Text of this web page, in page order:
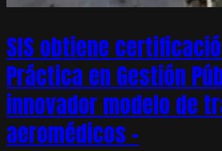
SIS obtiene
Práctica en Gestión
innovador modelo de
aeromédicos –